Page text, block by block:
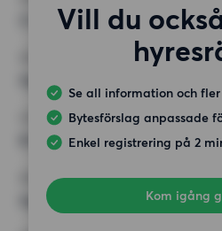
Vill du
Se all information och fler
Bytesförslag anpassade
Enkel registrering på 2
Kom igång
MINST ANTAL KVADRATMETER
HÖGSTA HYRA
8 000 kr
Inga speciella krav